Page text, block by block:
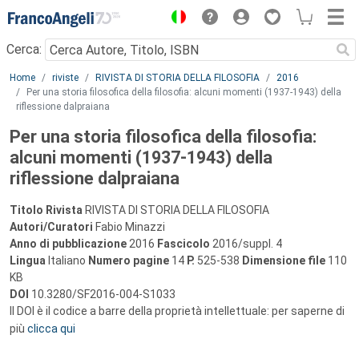
Menu
Cerca:
Main content
Home riviste RIVISTA DI STORIA DELLA FILOSOFIA
2016
Per una storia filosofica della filosofia: alcuni momenti (1937-1943) della
riflessione dalpraiana
Per una storia filosofica della filosofia:
alcuni momenti (1937-1943) della
riflessione dalpraiana
Titolo Rivista RIVISTA DI STORIA DELLA FILOSOFIA
Autori/Curatori Fabio Minazzi
Anno di pubblicazione 2016 Fascicolo 2016/suppl. 4
Lingua Italiano Numero pagine 14 P. 525-538 Dimensione file 110
KB
DOI 10.3280/SF2016-004-S1033
Il DOI è il codice a barre della proprietà intellettuale: per saperne di
più clicca qui